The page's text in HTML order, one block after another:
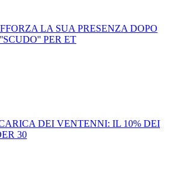
LA SUA PRESENZA DOPO
PER ET
DEI VENTENNI: IL 10% DEI
30